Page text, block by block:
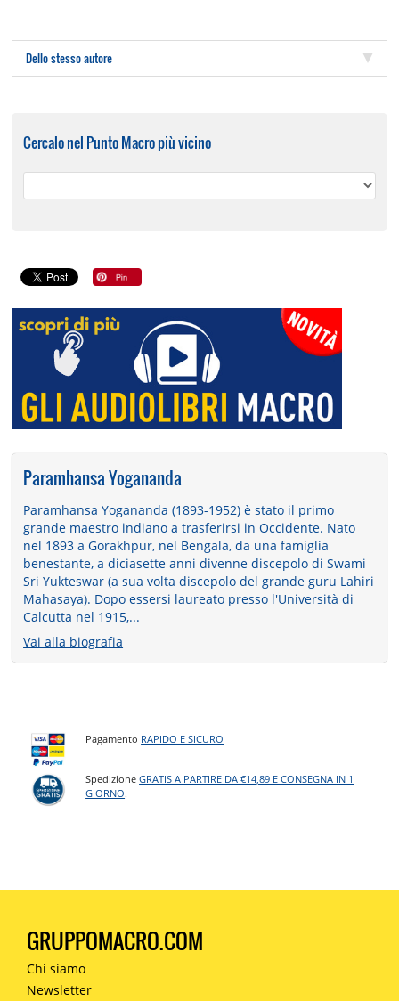
Dello stesso autore
Cercalo nel Punto Macro più vicino
Paramhansa Yogananda
Paramhansa Yogananda (1893-1952) è stato il primo
grande maestro indiano a trasferirsi in Occidente. Nato
nel 1893 a Gorakhpur, nel Bengala, da una famiglia
benestante, a diciasette anni divenne discepolo di Swami
Sri Yukteswar (a sua volta discepolo del grande guru Lahiri
Mahasaya). Dopo essersi laureato presso l'Università di
Calcutta nel 1915,...
Vai alla biografia
Pagamento RAPIDO E SICURO
SpedizioneGRATIS A PARTIRE DA €14,89 E CONSEGNA IN 1
GIORNO.
GRUPPOMACRO.COM
Chi siamo
Newsletter